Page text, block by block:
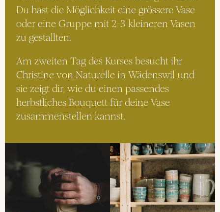
Du hast die Möglichkeit eine grössere Vase
oder eine Gruppe mit 2-3 kleineren Vasen
zu gestallten.
Am zweiten Tag des Kurses besucht ihr
Christine von Naturelle in Wädenswil und
sie zeigt dir, wie du einen passendes
herbstliches Bouquett für deine Vase
zusammenstellen kannst.